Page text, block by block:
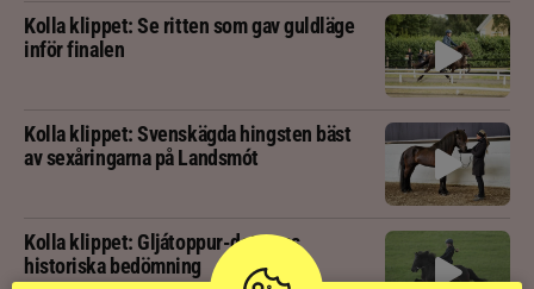
Kolla klippet: Se ritten som gav guldläge
inför finalen
Kolla klippet: Svenskägda hingsten bäst
av sexåringarna på Landsmót
Kolla klippet: Gljátoppur-dotterns
historiska bedömning